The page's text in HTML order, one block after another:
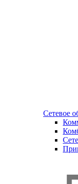
Сетевое